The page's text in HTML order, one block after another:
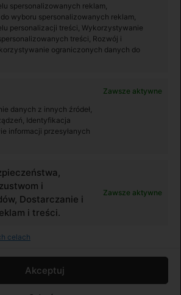
spersonalizowanych reklam,
wyboru spersonalizowanych reklam,
personalizacji treści, Wykorzystywanie
treści, Rozwój i
ograniczonych danych do
Zawsze aktywne
danych z innych źródeł,
Identyfikacja
informacji przesyłanych
i
Dostarczanie i
i treści.
Zawsze aktywne
celach
Akceptuj
(Polski)
All rights reserved.
Preferencje cookies